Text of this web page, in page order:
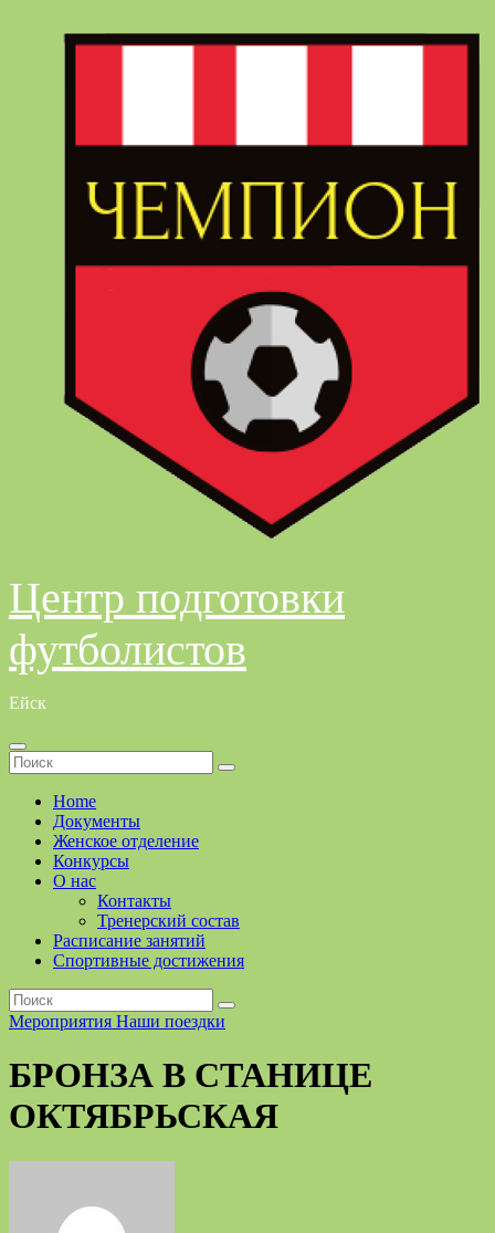
Центр подготовки
футболистов
Ейск
Home
Документы
Женское отделение
Конкурсы
О нас
Контакты
Тренерский состав
Расписание занятий
Спортивные достижения
Мероприятия Наши поездки
БРОНЗА В СТАНИЦЕ
ОКТЯБРЬСКАЯ